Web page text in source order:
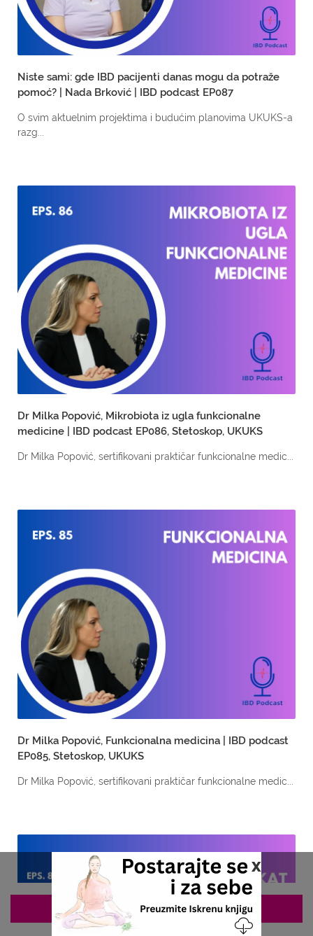
Niste sami: gde IBD pacijenti danas mogu da potraže
pomoć? | Nada Brković | IBD podcast EP087
O svim aktuelnim projektima i budućim planovima UKUKS-a
razg...
Dr Milka Popović, Mikrobiota iz ugla funkcionalne
medicine | IBD podcast EP086, Stetoskop, UKUKS
Dr Milka Popović, sertifikovani praktičar funkcionalne medic...
Dr Milka Popović, Funkcionalna medicina | IBD podcast
EP085, Stetoskop, UKUKS
Dr Milka Popović, sertifikovani praktičar funkcionalne medic...
x
ZAKAZIVANJE 063/687-460